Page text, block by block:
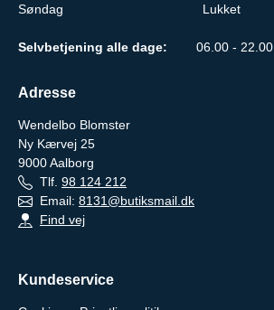
Søndag
Lukket
Selvbetjening alle dage: 06.00 - 22.00
Adresse
Wendelbo Blomster
Ny Kærvej 25
9000Aalborg
Tlf. 98 124 212
Email: 8131@butiksmail.dk
Find vej
Kundeservice